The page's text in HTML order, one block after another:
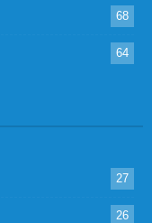
68
64
27
26